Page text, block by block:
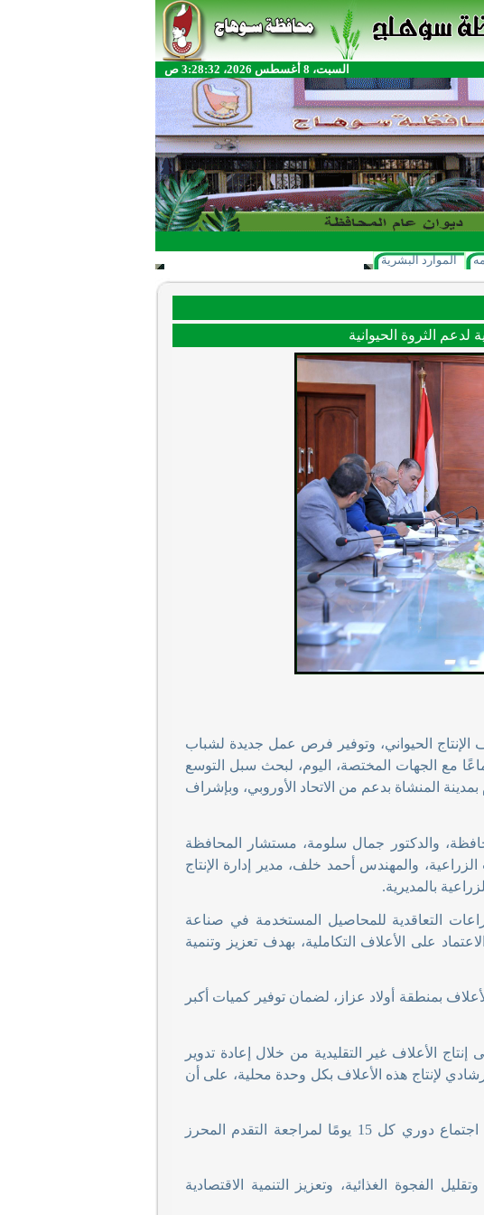
السبت، 8 أغسطس 2026، 3:28:32 ص
الموارد البشرية
الثروة الحيوانية
الإنتاج الحيواني، وتوفير فرص عمل جديدة لشباب
مع الجهات المختصة، اليوم، لبحث سبل التوسع
المنشاة بدعم من الاتحاد الأوروبي، وبإشراف
والدكتور جمال سلومة، مستشار المحافظة
الزراعية، والمهندس أحمد خلف، مدير إدارة الإنتاج
بالمديرية.
التعاقدية للمحاصيل المستخدمة في صناعة
على الأعلاف التكاملية، بهدف تعزيز وتنمية
بمنطقة أولاد عزاز، لضمان توفير كميات أكبر
الأعلاف غير التقليدية من خلال إعادة تدوير
لإنتاج هذه الأعلاف بكل وحدة محلية، على أن
كما وجّه المحافظ بضرورة المتابعة المستمرة للمشروع، مع عقد اجتماع دوري كل 15 يومًا لمراجعة التقدم المحرز
الفجوة الغذائية، وتعزيز التنمية الاقتصادية